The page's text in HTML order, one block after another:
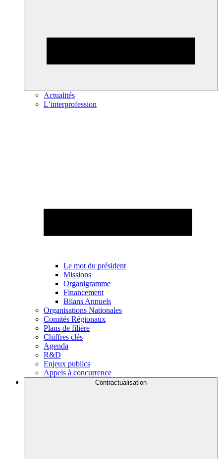
Actualités
L’interprofession
Le mot du président
Missions
Organigramme
Financement
Bilans Annuels
Organisations Nationales
Comités Régionaux
Plans de filière
Chiffres clés
Agenda
R&D
Enjeux publics
Appels à concurrence
Contractualisation